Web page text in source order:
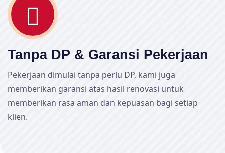
Tanpa DP & Garansi Pekerjaan
Pekerjaan dimulai tanpa perlu DP, kami juga
memberikan garansi atas hasil renovasi untuk
memberikan rasa aman dan kepuasan bagi setiap
klien.